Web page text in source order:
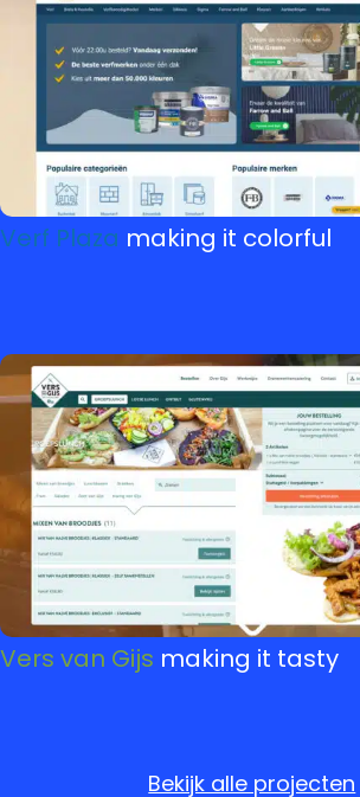
Verf Plaza making it colorful
Vers van Gijs making it tasty
Bekijk alle projecten